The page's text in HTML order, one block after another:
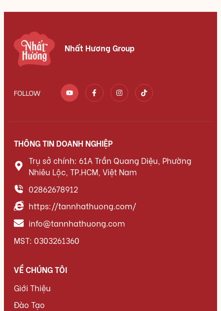
Nhất Hương Group
FOLLOW
THÔNG TIN DOANH NGHIỆP
Trụ sở chính: 61A Trần Quang Diệu, Phường
Nhiêu Lộc, TP.HCM, Việt Nam
02862678912
https://tannhathuong.com/
info@tannhathuong.com
MST: 0303261360
VỀ CHÚNG TÔI
Giới Thiệu
Đào Tạo